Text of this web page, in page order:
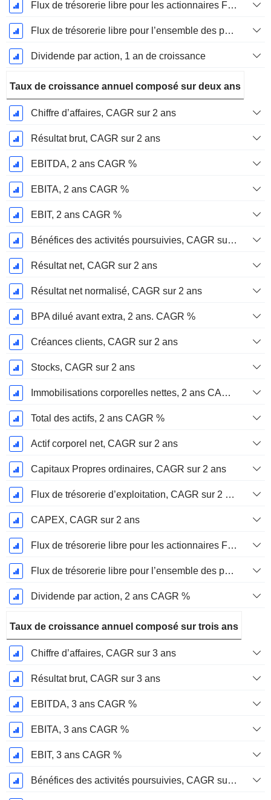
Flux de trésorerie libre pour les actionnaires FCFE, Croissance 1 an
Flux de trésorerie libre pour l’ensemble des pourvoyeurs de fonds (créanciers et actionnaires) FCFF, Croissance 1 an
Dividende par action, 1 an de croissance
Taux de croissance annuel composé sur deux ans
Chiffre d’affaires, CAGR sur 2 ans
Résultat brut, CAGR sur 2 ans
EBITDA, 2 ans CAGR %
EBITA, 2 ans CAGR %
EBIT, 2 ans CAGR %
Bénéfices des activités poursuivies, CAGR sur 2 ans
Résultat net, CAGR sur 2 ans
Résultat net normalisé, CAGR sur 2 ans
BPA dilué avant extra, 2 ans. CAGR %
Créances clients, CAGR sur 2 ans
Stocks, CAGR sur 2 ans
Immobilisations corporelles nettes, 2 ans CAGR %
Total des actifs, 2 ans CAGR %
Actif corporel net, CAGR sur 2 ans
Capitaux Propres ordinaires, CAGR sur 2 ans
Flux de trésorerie d’exploitation, CAGR sur 2 ans
CAPEX, CAGR sur 2 ans
Flux de trésorerie libre pour les actionnaires FCFE, CAGR sur 2 ans
Flux de trésorerie libre pour l’ensemble des pourvoyeurs de fonds (créanciers et actionnaires) FCFF, CAGR sur 2 ans
Dividende par action, 2 ans CAGR %
Taux de croissance annuel composé sur trois ans
Chiffre d’affaires, CAGR sur 3 ans
Résultat brut, CAGR sur 3 ans
EBITDA, 3 ans CAGR %
EBITA, 3 ans CAGR %
EBIT, 3 ans CAGR %
Bénéfices des activités poursuivies, CAGR sur 3 ans